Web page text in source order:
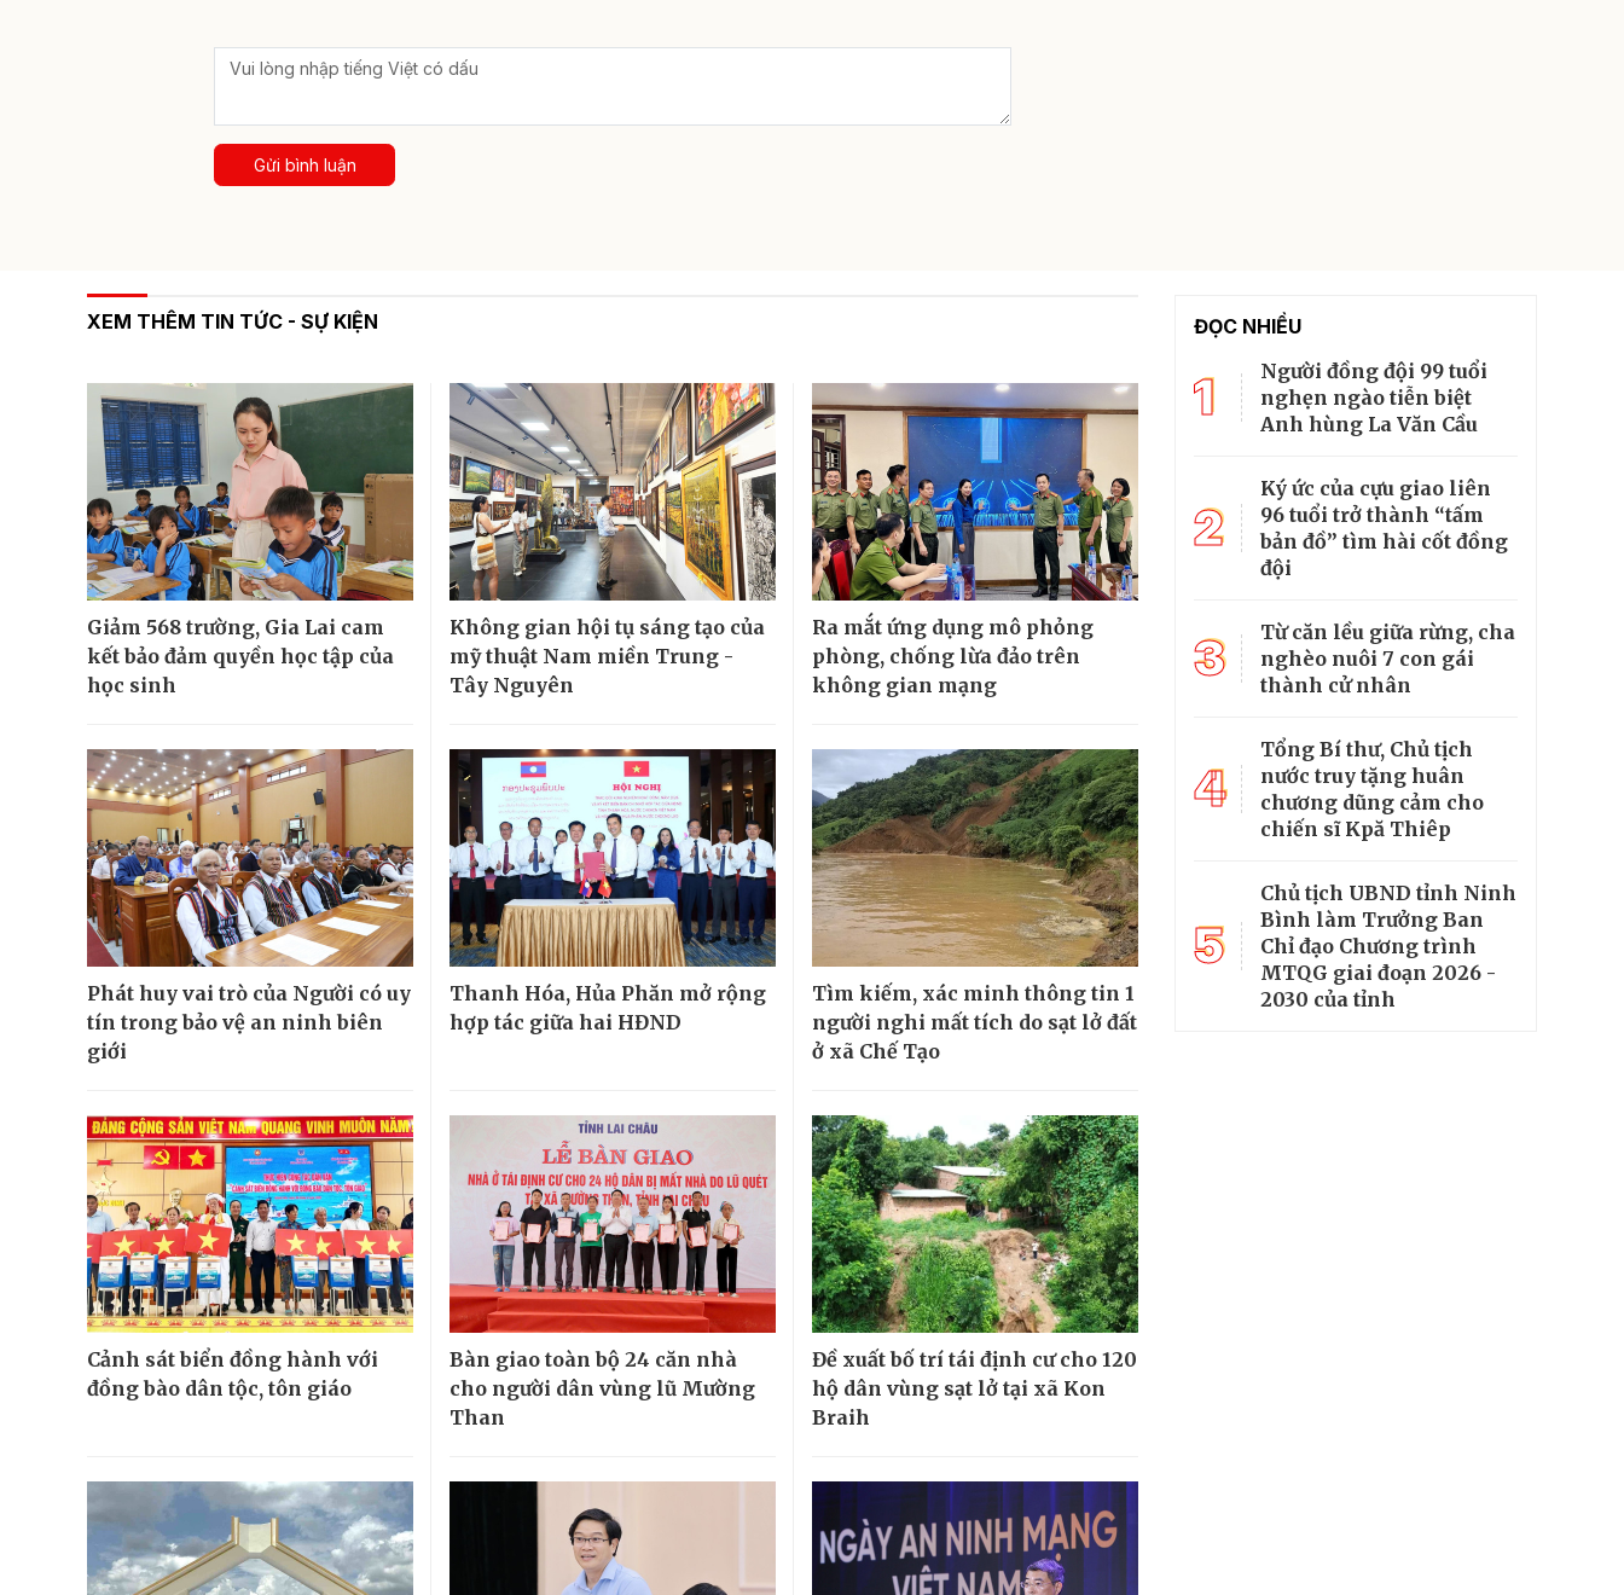
Gửi bình luận
XEM THÊM TIN TỨC - SỰ KIỆN
Giảm 568 trường, Gia Lai cam
kết bảo đảm quyền học tập của
học sinh
Không gian hội tụ sáng tạo của
mỹ thuật Nam miền Trung -
Tây Nguyên
Ra mắt ứng dụng mô phỏng
phòng, chống lừa đảo trên
không gian mạng
Phát huy vai trò của Người có uy
tín trong bảo vệ an ninh biên
giới
Thanh Hóa, Hủa Phăn mở rộng
hợp tác giữa hai HĐND
Tìm kiếm, xác minh thông tin 1
người nghi mất tích do sạt lở đất
ở xã Chế Tạo
Cảnh sát biển đồng hành với
đồng bào dân tộc, tôn giáo
Bàn giao toàn bộ 24 căn nhà
cho người dân vùng lũ Mường
Than
Đề xuất bố trí tái định cư cho 120
hộ dân vùng sạt lở tại xã Kon
Braih
ĐỌC NHIỀU
1
Người đồng đội 99 tuổi
nghẹn ngào tiễn biệt
Anh hùng La Văn Cầu
2
Ký ức của cựu giao liên
96 tuổi trở thành “tấm
bản đồ” tìm hài cốt đồng
đội
3
Từ căn lều giữa rừng, cha
nghèo nuôi 7 con gái
thành cử nhân
4
Tổng Bí thư, Chủ tịch
nước truy tặng huân
chương dũng cảm cho
chiến sĩ Kpă Thiêp
5
Chủ tịch UBND tỉnh Ninh
Bình làm Trưởng Ban
Chỉ đạo Chương trình
MTQG giai đoạn 2026 -
2030 của tỉnh